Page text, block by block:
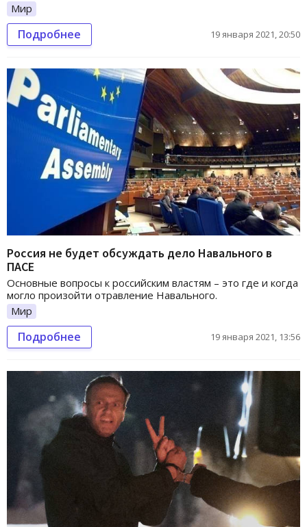
Мир
Подробнее 19 января 2021, 20:50
Россия не будет обсуждать дело Навального в
ПАСЕ
Основные вопросы к российским властям – это где и когда
могло произойти отравление Навального.
Мир
Подробнее 19 января 2021, 13:56